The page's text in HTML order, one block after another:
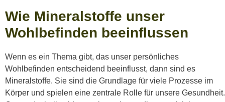
Wie Mineralstoffe unser
Wohlbefinden beeinflussen
Wenn es ein Thema gibt, das unser persönliches
Wohlbefinden entscheidend beeinflusst, dann sind es
Mineralstoffe. Sie sind die Grundlage für viele Prozesse im
Körper und spielen eine zentrale Rolle für unsere Gesundheit.